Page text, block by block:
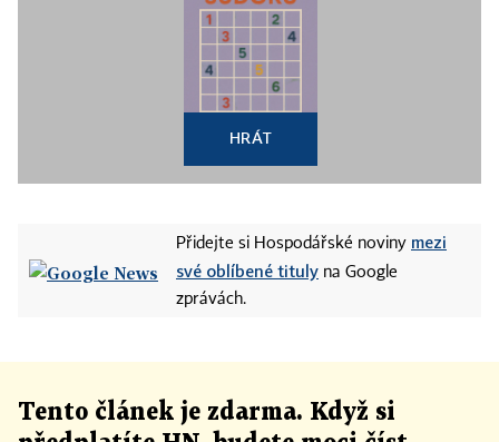
HRÁT
Přidejte si Hospodářské noviny mezi
své oblíbené tituly na Google
zprávách.
Tento článek je zdarma. Když si